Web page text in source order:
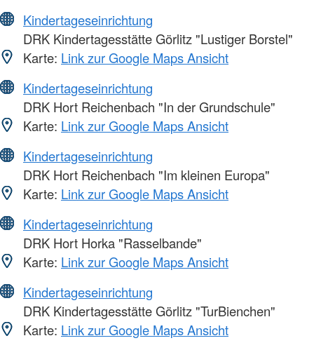
Kindertageseinrichtung
DRK Kindertagesstätte Görlitz "Lustiger Borstel"
Karte: Link zur Google Maps Ansicht
Kindertageseinrichtung
DRK Hort Reichenbach "In der Grundschule"
Karte: Link zur Google Maps Ansicht
Kindertageseinrichtung
DRK Hort Reichenbach "Im kleinen Europa"
Karte: Link zur Google Maps Ansicht
Kindertageseinrichtung
DRK Hort Horka "Rasselbande"
Karte: Link zur Google Maps Ansicht
Kindertageseinrichtung
DRK Kindertagesstätte Görlitz "TurBienchen"
Karte: Link zur Google Maps Ansicht